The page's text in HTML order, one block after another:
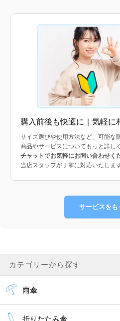
購入前後も快適に｜気軽に
サイズ選びや使用方法など、可能な
商品やサービスについてもっと詳し
チャットでお気軽にお問い合わせく
当店スタッフが丁寧に対応いたします
サービスをも
カテゴリーから探す
雨傘
折りたたみ傘